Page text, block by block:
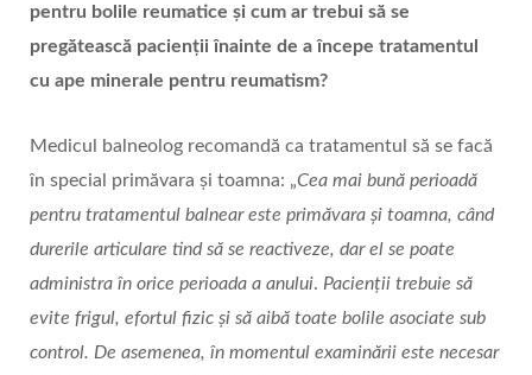
pentru bolile reumatice și cum ar trebui să se
pregătească pacienții înainte de a începe tratamentul
cu ape minerale pentru reumatism?
Medicul balneolog recomandă ca tratamentul să se facă
în special primăvara și toamna: „Cea mai bună perioadă
pentru tratamentul balnear este primăvara și toamna, când
durerile articulare tind să se reactiveze, dar el se poate
administra în orice perioada a anului. Pacienții trebuie să
evite frigul, efortul fizic și să aibă toate bolile asociate sub
control. De asemenea, în momentul examinării este necesar